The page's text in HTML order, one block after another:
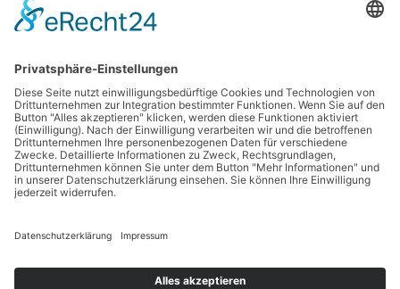
Januar 2025
November 2024
Oktober 2024
September 2024
August 2024
Juni 2024